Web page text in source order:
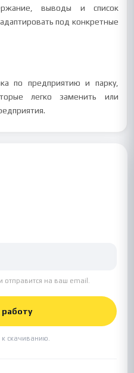
выводы и список
под конкретные
по предприятию и парку,
легко заменить или
на ваш email.
работу
скачиванию.